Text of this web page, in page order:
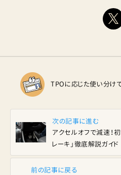
TPOに応じた使い分け
前の記事に戻る
次の記事に進む
アクセルオフで減速！
レーキ」徹底解説ガイド